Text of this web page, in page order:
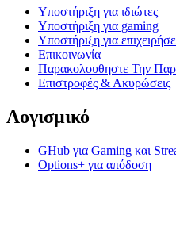
Υποστήριξη για ιδιώτες
Υποστήριξη για gaming
Υποστήριξη για
Επικοινωνία
Παρακολουθηστε Την
Επιστροφές & Ακυρώσεις
Λογισμικό
GHub για Gaming και
Options+ για απόδοση